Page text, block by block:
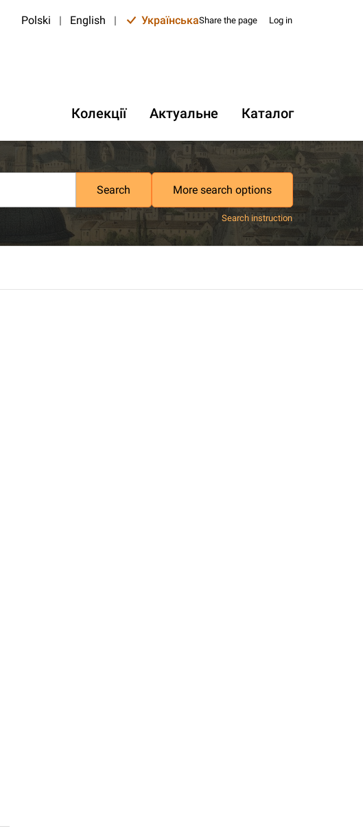
Polski | English | УкраїнськаShare the page Log in
Колекції Актуальне Каталог
Search More search options
Search instruction